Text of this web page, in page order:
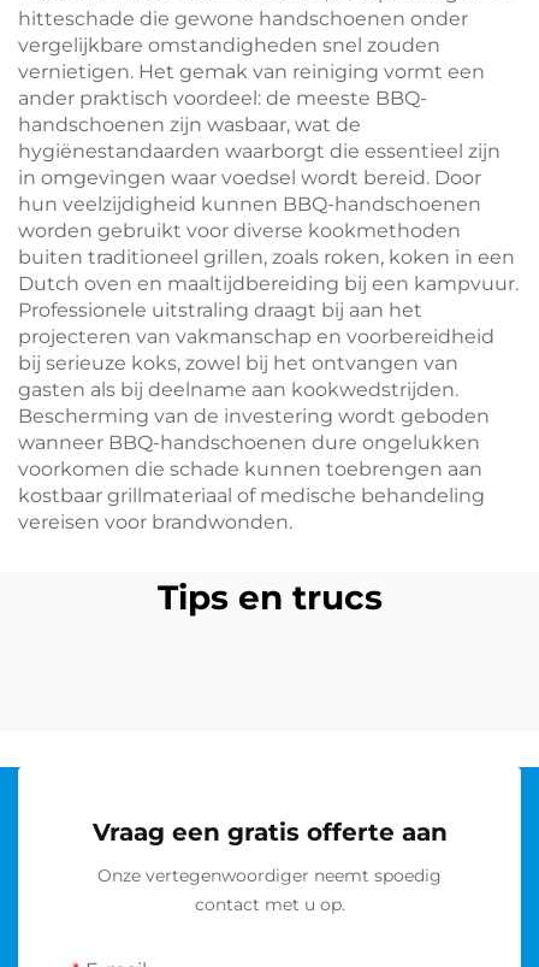
hitteschade die gewone handschoenen onder
vergelijkbare omstandigheden snel zouden
vernietigen. Het gemak van reiniging vormt een
ander praktisch voordeel: de meeste BBQ-
handschoenen zijn wasbaar, wat de
hygiënestandaarden waarborgt die essentieel zijn
in omgevingen waar voedsel wordt bereid. Door
hun veelzijdigheid kunnen BBQ-handschoenen
worden gebruikt voor diverse kookmethoden
buiten traditioneel grillen, zoals roken, koken in een
Dutch oven en maaltijdbereiding bij een kampvuur.
Professionele uitstraling draagt bij aan het
projecteren van vakmanschap en voorbereidheid
bij serieuze koks, zowel bij het ontvangen van
gasten als bij deelname aan kookwedstrijden.
Bescherming van de investering wordt geboden
wanneer BBQ-handschoenen dure ongelukken
voorkomen die schade kunnen toebrengen aan
kostbaar grillmateriaal of medische behandeling
vereisen voor brandwonden.
Tips en trucs
Vraag een gratis offerte aan
Onze vertegenwoordiger neemt spoedig
contact met u op.